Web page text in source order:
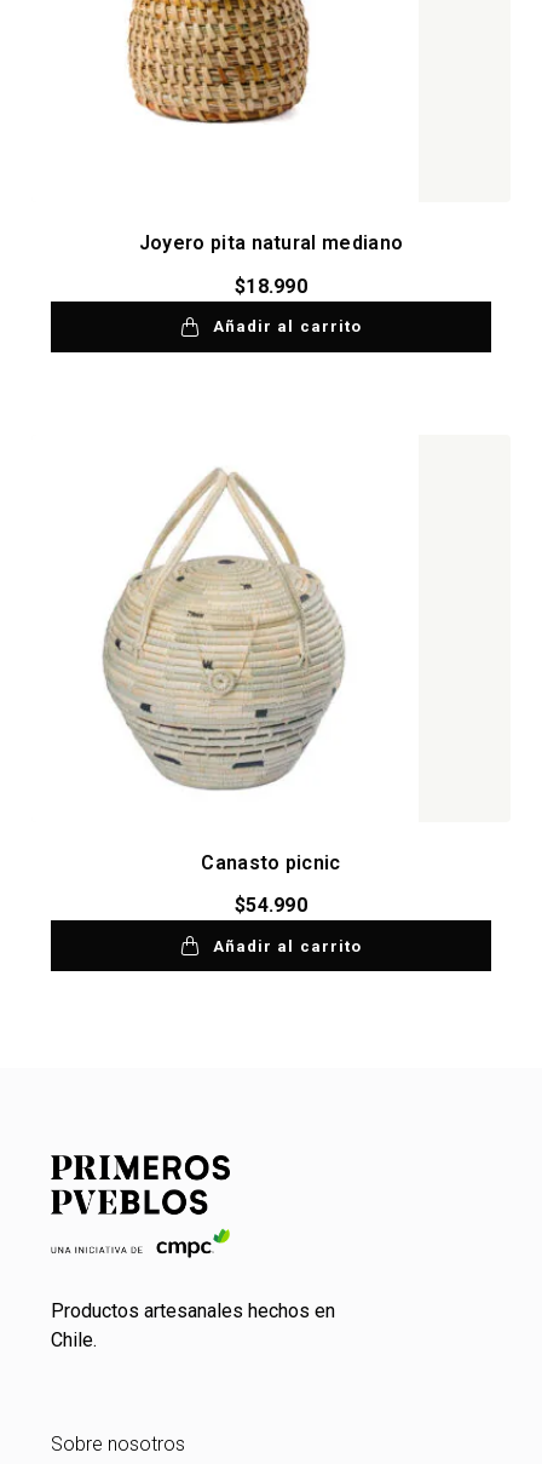
Joyero pita natural mediano
$18.990
Añadir al carrito
Canasto picnic
$54.990
Añadir al carrito
Productos artesanales hechos en
Chile.
Sobre nosotros